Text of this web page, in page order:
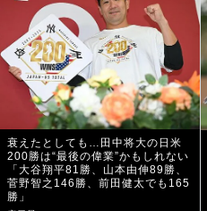
衰えたとしても…田中将大の日米
200勝は“最後の偉業”かもしれない
「大谷翔平81勝、山本由伸89勝、
菅野智之146勝、前田健太でも165
勝」